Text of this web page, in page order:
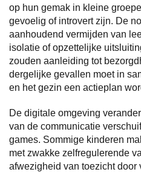
op hun gemak in kleine
gevoelig of introvert zijn. De
aanhoudend vermijden van
isolatie of opzettelijke
zouden aanleiding tot
dergelijke gevallen moet in
en het gezin een actieplan
De digitale omgeving
van de communicatie
games. Sommige kinderen
met zwakke zelfregulerende
afwezigheid van toezicht door